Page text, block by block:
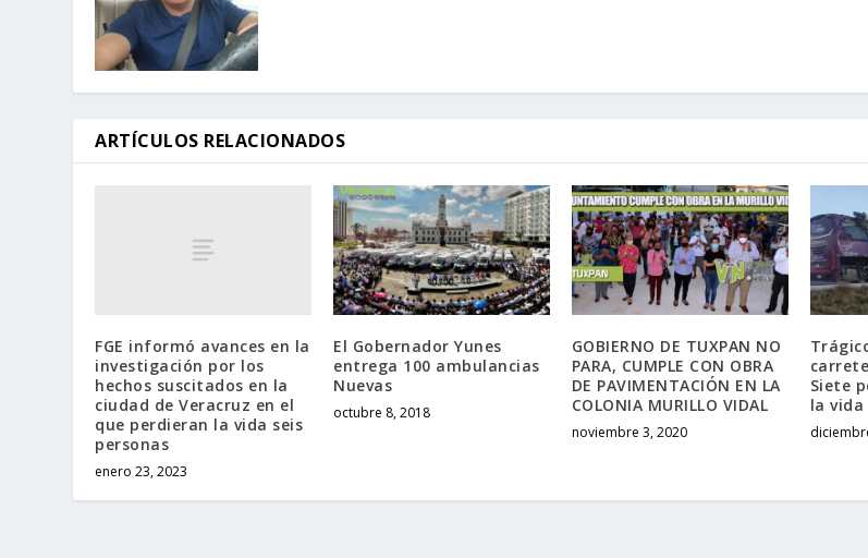
ARTÍCULOS RELACIONADOS
FGE informó avances en la
investigación por los
hechos suscitados en la
ciudad de Veracruz en el
que perdieran la vida seis
personas
enero 23, 2023
El Gobernador Yunes
entrega 100 ambulancias
Nuevas
octubre 8, 2018
GOBIERNO DE TUXPAN NO
PARA, CUMPLE CON OBRA
DE PAVIMENTACIÓN EN LA
COLONIA MURILLO VIDAL
noviembre 3, 2020
Siete
la vida